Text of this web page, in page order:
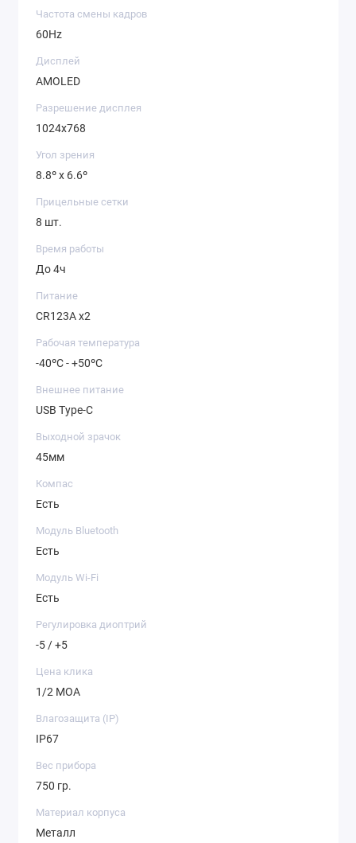
Частота смены кадров
60Hz
Дисплей
AMOLED
Разрешение дисплея
1024x768
Угол зрения
8.8º x 6.6º
Прицельные сетки
8 шт.
Время работы
До 4ч
Питание
CR123A x2
Рабочая температура
-40ºC - +50ºC
Внешнее питание
USB Type-C
Выходной зрачок
45мм
Компас
Есть
Модуль Bluetooth
Есть
Модуль Wi-Fi
Есть
Регулировка диоптрий
-5 / +5
Цена клика
1/2 MOA
Влагозащита (IP)
IP67
Вес прибора
750 гр.
Материал корпуса
Металл